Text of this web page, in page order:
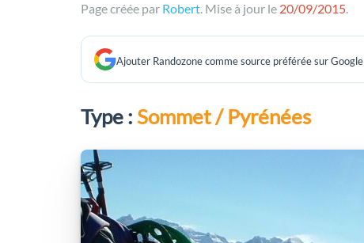
Page créée par Robert. Mise à jour le 20/09/2015.
Ajouter Randozone comme source préférée sur Google
Type : Sommet / Pyrénées